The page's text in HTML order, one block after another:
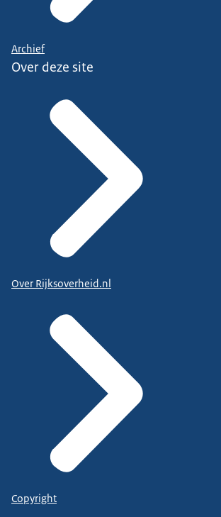
Archief
Over deze site
Over Rijksoverheid.nl
Copyright